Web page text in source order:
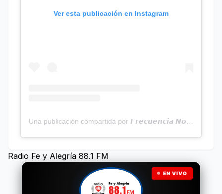
Ver esta publicación en Instagram
Radio Fe y Alegría 88.1 FM
EN VIVO